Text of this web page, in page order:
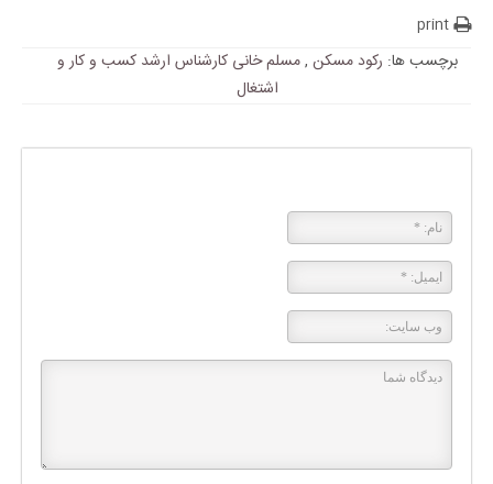
print
برچسب ها: رکود مسکن ,مسلم خانی کارشناس ارشد کسب و کار و
اشتغال